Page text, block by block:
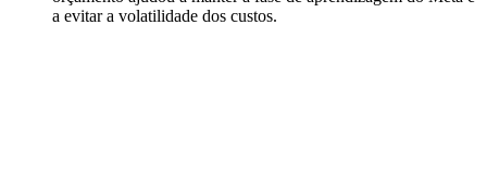
a evitar a volatilidade dos custos.